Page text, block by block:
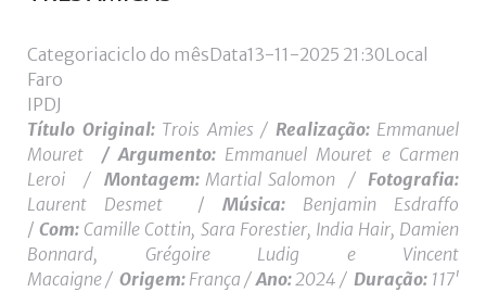
Categoriaciclo do mêsData13-11-2025 21:30Local
Faro
IPDJ
Título Original:Trois Amies / Realização: Emmanuel
Mouret / Argumento: Emmanuel Mouret e Carmen
Leroi / Montagem:Martial Salomon / Fotografia:
Laurent Desmet
/ Música: Benjamin Esdraffo
/Com: Camille Cottin, Sara Forestier, India Hair, Damien
Bonnard, Grégoire Ludig e Vincent
Macaigne/Origem: França /Ano:2024 / Duração:117'
/
da
senha?
Login